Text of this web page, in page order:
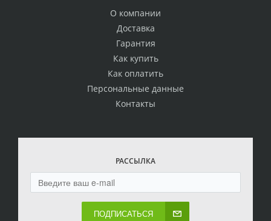
О компании
Доставка
Гарантия
Как купить
Как оплатить
Персональные данные
Контакты
РАССЫЛКА
ПОДПИСАТЬСЯ